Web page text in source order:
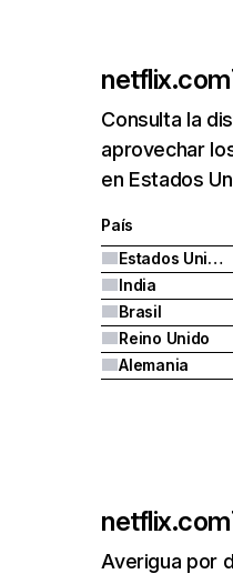
netflix.com
Consulta la
aprovechar
en Estados
País
Estados Unidos
India
Brasil
Reino Unido
Alemania
netflix.com
Averigua por